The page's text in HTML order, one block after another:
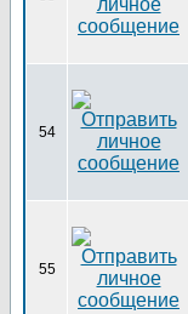
54
55